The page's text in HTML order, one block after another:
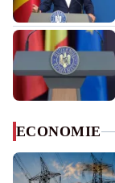
ECONOMIE